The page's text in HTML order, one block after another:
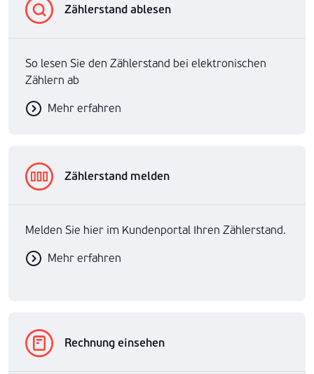
Zählerstand ablesen
So lesen Sie den Zählerstand bei elektronischen
Zählern ab
Mehr erfahren
Zählerstand melden
Melden Sie hier im Kundenportal Ihren Zählerstand.
Mehr erfahren
Rechnung einsehen